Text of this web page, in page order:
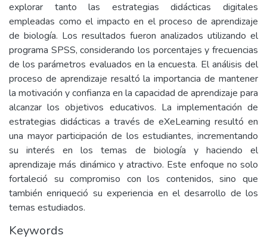
explorar tanto las estrategias didácticas digitales
empleadas como el impacto en el proceso de aprendizaje
de biología. Los resultados fueron analizados utilizando el
programa SPSS, considerando los porcentajes y frecuencias
de los parámetros evaluados en la encuesta. El análisis del
proceso de aprendizaje resaltó la importancia de mantener
la motivación y confianza en la capacidad de aprendizaje para
alcanzar los objetivos educativos. La implementación de
estrategias didácticas a través de eXeLearning resultó en
una mayor participación de los estudiantes, incrementando
su interés en los temas de biología y haciendo el
aprendizaje más dinámico y atractivo. Este enfoque no solo
fortaleció su compromiso con los contenidos, sino que
también enriqueció su experiencia en el desarrollo de los
temas estudiados.
Keywords